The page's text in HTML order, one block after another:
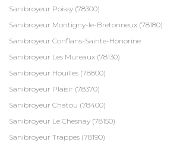
Sanibroyeur Poissy (78300)
Sanibroyeur Montigny-le-Bretonneux (78180)
Sanibroyeur Conflans-Sainte-Honorine
Sanibroyeur Les Mureaux (78130)
Sanibroyeur Houilles (78800)
Sanibroyeur Plaisir (78370)
Sanibroyeur Chatou (78400)
Sanibroyeur Le Chesnay (78150)
Sanibroyeur Trappes (78190)